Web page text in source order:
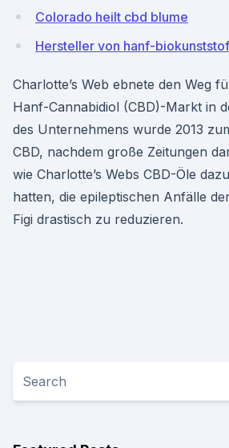
Colorado heilt cbd blume
Hersteller von hanf-
Charlotte’s Web ebnete den Weg
Hanf-Cannabidiol (CBD)-Markt in
des Unternehmens wurde 2013
CBD, nachdem große Zeitungen
wie Charlotte’s Webs CBD-Öle
hatten, die epileptischen Anfälle
Figi drastisch zu reduzieren.